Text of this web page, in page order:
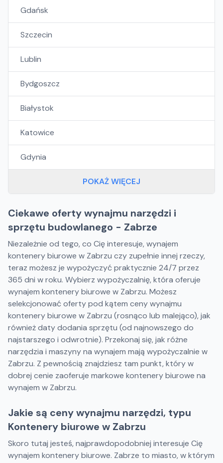
Gdańsk
Szczecin
Lublin
Bydgoszcz
Białystok
Katowice
Gdynia
POKAŻ WIĘCEJ
Ciekawe oferty wynajmu narzędzi i
sprzętu budowlanego - Zabrze
Niezależnie od tego, co Cię interesuje, wynajem
kontenery biurowe w Zabrzu czy zupełnie innej rzeczy,
teraz możesz je wypożyczyć praktycznie 24/7 przez
365 dni w roku. Wybierz wypożyczalnię, która oferuje
wynajem kontenery biurowe w Zabrzu. Możesz
selekcjonować oferty pod kątem ceny wynajmu
kontenery biurowe w Zabrzu (rosnąco lub malejąco), jak
również daty dodania sprzętu (od najnowszego do
najstarszego i odwrotnie). Przekonaj się, jak różne
narzędzia i maszyny na wynajem mają wypożyczalnie w
Zabrzu. Z pewnością znajdziesz tam punkt, który w
dobrej cenie zaoferuje markowe kontenery biurowe na
wynajem w Zabrzu.
Jakie są ceny wynajmu narzędzi, typu
Kontenery biurowe w Zabrzu
Skoro tutaj jesteś, najprawdopodobniej interesuje Cię
wynajem kontenery biurowe. Zabrze to miasto, w którym